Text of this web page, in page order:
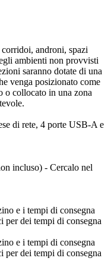
androni, spazi
ambienti non provvisti
saranno dotate di una
venga posizionato come
o collocato in una zona
di rete, 4 porte USB-A e
incluso) - Cercalo nel
e i tempi di consegna
per dei tempi di consegna
e i tempi di consegna
per dei tempi di consegna